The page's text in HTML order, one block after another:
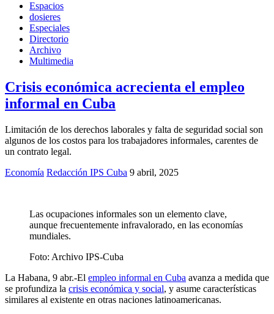
Espacios
dosieres
Especiales
Directorio
Archivo
Multimedia
Crisis económica acrecienta el empleo
informal en Cuba
Limitación de los derechos laborales y falta de seguridad social son
algunos de los costos para los trabajadores informales, carentes de
un contrato legal.
Economía Redacción IPS Cuba 9 abril, 2025
Las ocupaciones informales son un elemento clave,
aunque frecuentemente infravalorado, en las economías
mundiales.
Foto: Archivo IPS-Cuba
La Habana, 9 abr.-El empleo informal en Cuba avanza a medida que
se profundiza la crisis económica y social, y asume características
similares al existente en otras naciones latinoamericanas.